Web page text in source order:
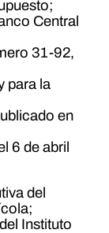
Central
31-92,
para la
en
6 de abril
del
Instituto